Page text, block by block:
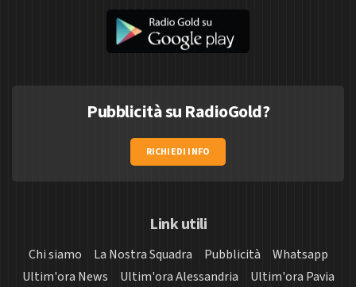
Pubblicità su RadioGold?
RICHIEDI INFO
Link utili
Chi siamo La Nostra Squadra Pubblicità
Whatsapp
Ultim'ora News
Ultim'ora Alessandria
Ultim'ora Pavia